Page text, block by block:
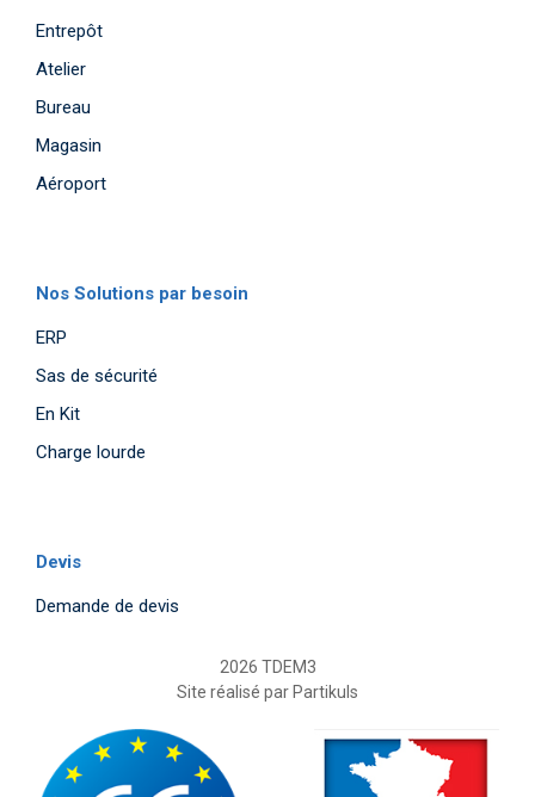
Entrepôt
Atelier
Bureau
Magasin
Aéroport
Nos Solutions par besoin
ERP
Sas de sécurité
En Kit
Charge lourde
Devis
Demande de devis
2026 TDEM3
Site réalisé par Partikuls